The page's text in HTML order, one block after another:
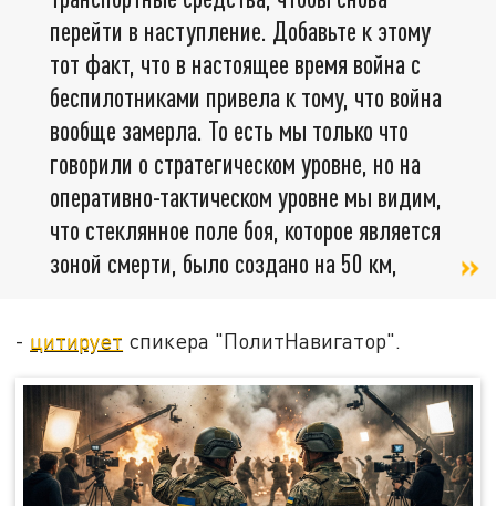
перейти в наступление. Добавьте к этому
тот факт, что в настоящее время война с
беспилотниками привела к тому, что война
вообще замерла. То есть мы только что
говорили о стратегическом уровне, но на
оперативно-тактическом уровне мы видим,
что стеклянное поле боя, которое является
зоной смерти, было создано на 50 км,
- цитирует спикера "ПолитНавигатор".